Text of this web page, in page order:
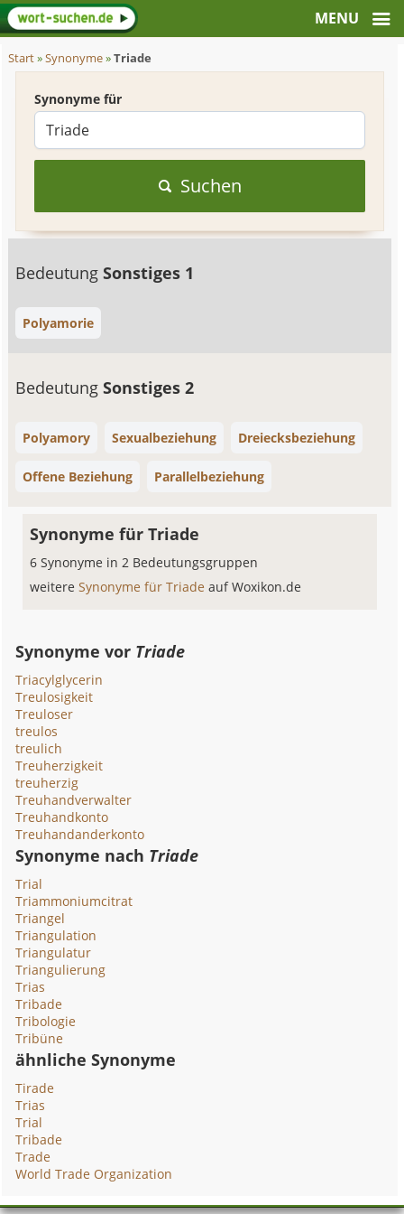
Start»Synonyme»Triade
Synonyme für
Suchen
BedeutungSonstiges 1
Polyamorie
BedeutungSonstiges 2
Polyamory Sexualbeziehung Dreiecksbeziehung
Offene Beziehung Parallelbeziehung
Synonyme für Triade
6 Synonyme in 2 Bedeutungsgruppen
weitereSynonyme für Triadeauf Woxikon.de
Synonyme vor Triade
Triacylglycerin
Treulosigkeit
Treuloser
treulos
treulich
Treuherzigkeit
treuherzig
Treuhandverwalter
Treuhandkonto
Treuhandanderkonto
Synonyme nach Triade
Trial
Triammoniumcitrat
Triangel
Triangulation
Triangulatur
Triangulierung
Trias
Tribade
Tribologie
Tribüne
ähnliche Synonyme
Tirade
Trias
Trial
Tribade
Trade
World Trade Organization